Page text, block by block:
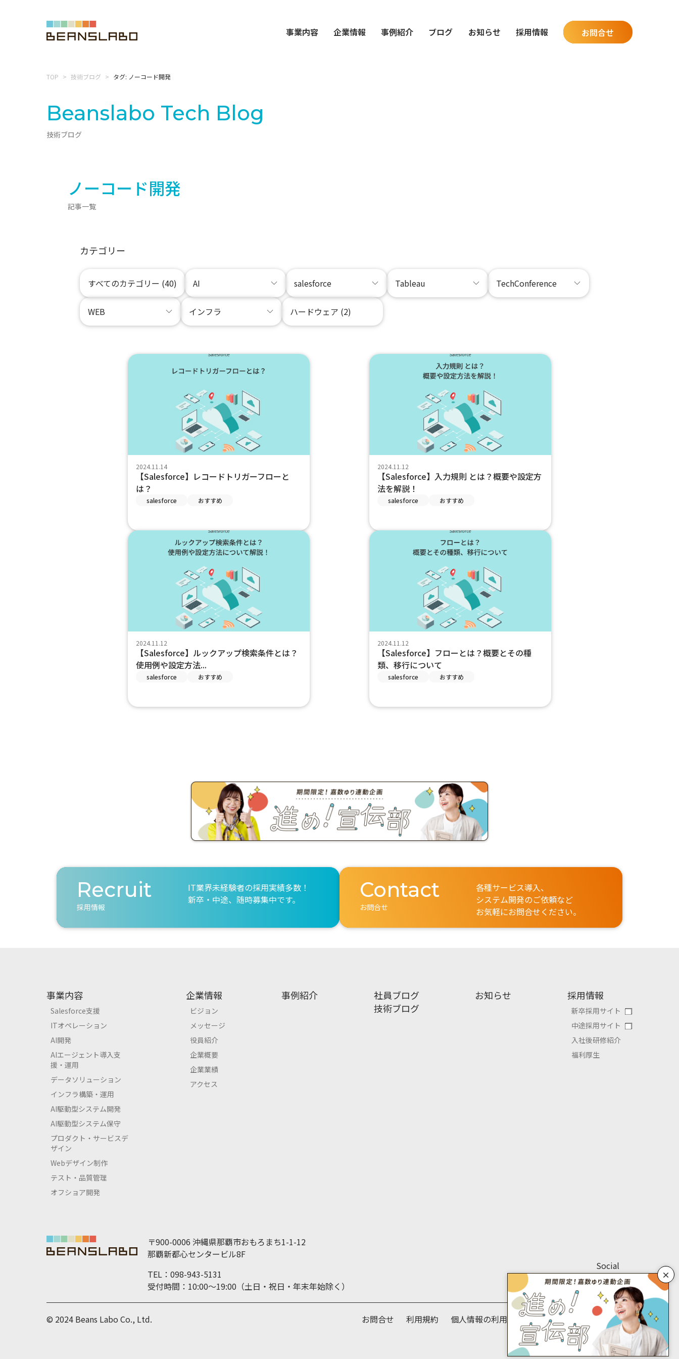
事業内容 企業情報 事例紹介 ブログ お知らせ 採用情報 お問合せ
×
TOP 技術ブログ タグ: ノーコード開発
Beanslabo Tech Blog
技術ブログ
ノーコード開発
記事一覧
カテゴリー
すべてのカテゴリー (40) AI salesforce Tableau TechConference
WEB インフラ ハードウェア (2)
2024.11.14
【Salesforce】レコードトリガーフローと
は？
salesforce おすすめ
2024.11.12
【Salesforce】入力規則 とは？概要や設定方
法を解説！
salesforce おすすめ
2024.11.12
【Salesforce】ルックアップ検索条件とは？
使用例や設定方法...
salesforce おすすめ
2024.11.12
【Salesforce】フローとは？概要とその種
類、移行について
salesforce おすすめ
Recruit
採用情報
IT業界未経験者の採用実績多数！
新卒・中途、随時募集中です。
Contact
お問合せ
各種サービス導入、
システム開発のご依頼など
お気軽にお問合せください。
事業内容
Salesforce支援
ITオペレーション
AI開発
AIエージェント導入支
援・運用
データソリューション
インフラ構築・運用
AI駆動型システム開発
AI駆動型システム保守
プロダクト・サービスデ
ザイン
Webデザイン制作
テスト・品質管理
オフショア開発
企業情報
ビジョン
メッセージ
役員紹介
企業概要
企業業績
アクセス
事例紹介
社員ブログ
技術ブログ
お知らせ 採用情報
新卒採用サイト
中途採用サイト
入社後研修紹介
福利厚生
〒900-0006 沖縄県那覇市おもろまち1-1-12
那覇新都心センタービル8F
TEL：098-943-5131
受付時間：10:00～19:00（土日・祝日・年末年始除く）
Social
お問合せ 利用規約 個人情報の利用目的について 個人情報保護方針
© 2024 Beans Labo Co., Ltd.